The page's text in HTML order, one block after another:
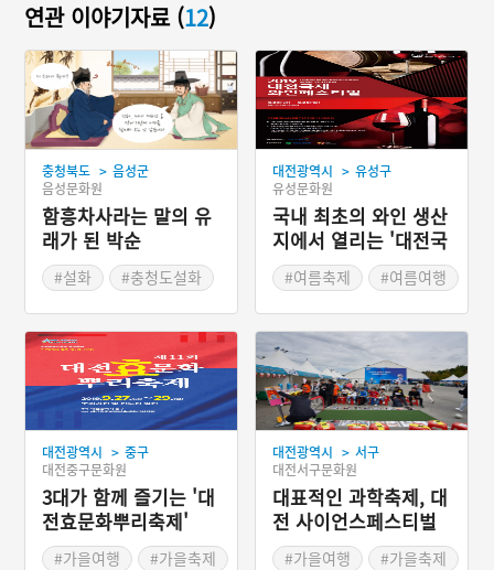
연관 이야기자료 (12)
충청북도 > 음성군
음성문화원
함흥차사라는 말의 유
래가 된 박순
#설화 #충청도설화
대전광역시 > 유성구
유성문화원
국내 최초의 와인 생산
지에서 열리는 '대전국
제와인페어'
#여름축제 #여름여행
대전광역시 > 중구
대전중구문화원
3대가 함께 즐기는 '대
전효문화뿌리축제'
#가을여행 #가을축제
대전광역시 > 서구
대전서구문화원
대표적인 과학축제, 대
전 사이언스페스티벌
#가을여행 #가을축제